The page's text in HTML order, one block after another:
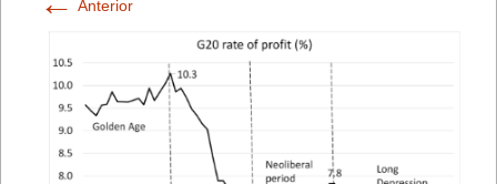
Anterior